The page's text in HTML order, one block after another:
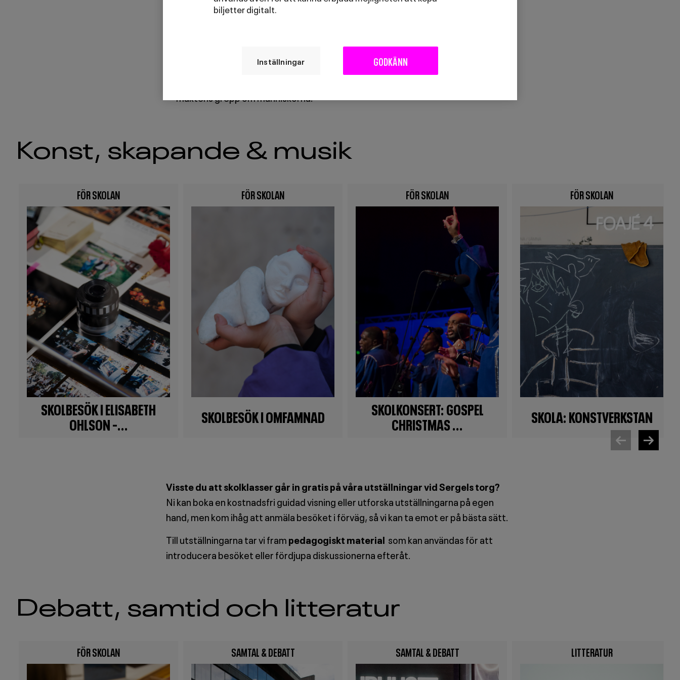
samtidigt som han blottlägger människans mörka sidor såsom avund,
(Premiär 9 oktober på Stora scenen, Sergels torg)
Från åk 9. I Andrew Lloyd Webber och Tim Rice älskade rockmusikal följer vi
maktens grepp om människorna.
Konst, skapande & musik
FÖR SKOLAN
Image
SKOLBESÖK I ELISABETH
OHLSON –...
FÖR SKOLAN
Image
SKOLBESÖK I OMFAMNAD
FÖR SKOLAN
Image
SKOLKONSERT: GOSPEL
CHRISTMAS ...
FÖR SKOLAN
Image
SKOLA: KONSTVERKSTAN
Visste du att skolklasser går in gratis på våra utställningar vid Sergels torg?
Ni kan boka en kostnadsfri guidad visning eller utforska utställningarna på egen
hand, men kom ihåg att anmäla besöket i förväg, så vi kan ta emot er på bästa sätt.
Till utställningarna tar vi frampedagogiskt material som kan användas för att
introducera besöket eller fördjupa diskussionerna efteråt.
Debatt, samtid och litteratur
FÖR SKOLAN
Image
SAMTAL & DEBATT
Image
SAMTAL & DEBATT
Image
LITTERATUR
biljetter digitalt.
Inställningar GODKÄNN